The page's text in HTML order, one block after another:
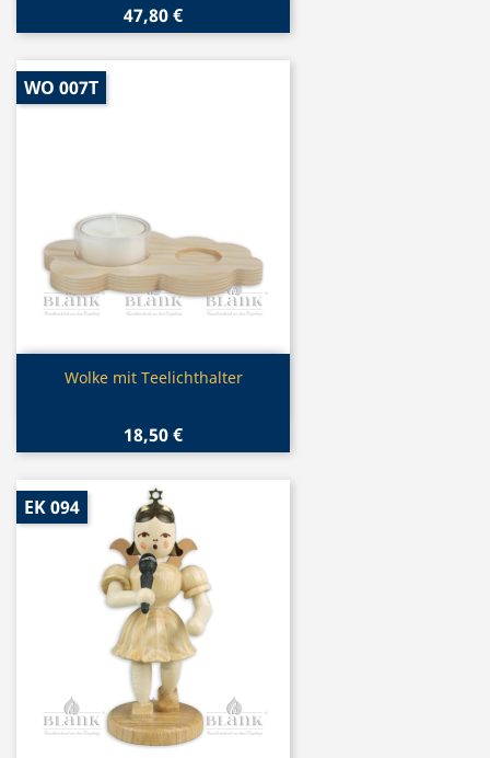
47,80 €
Vorschau
Wolke mit Teelichthalter
18,50 €
WO 007T
EK 094